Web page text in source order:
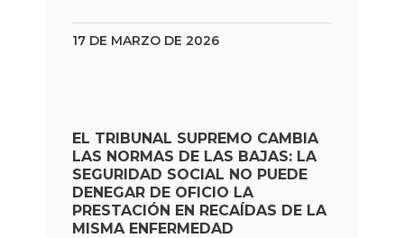
17 DE MARZO DE 2026
EL TRIBUNAL SUPREMO CAMBIA
LAS NORMAS DE LAS BAJAS: LA
SEGURIDAD SOCIAL NO PUEDE
DENEGAR DE OFICIO LA
PRESTACIÓN EN RECAÍDAS DE LA
MISMA ENFERMEDAD